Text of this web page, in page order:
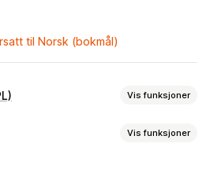
til Norsk (bokmål)
Vis funksjoner
Vis funksjoner